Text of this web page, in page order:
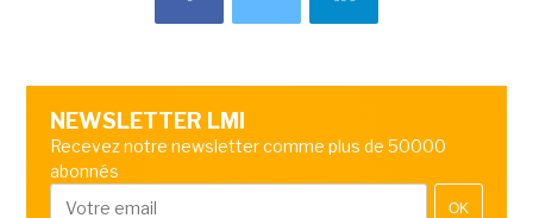
NEWSLETTER LMI
Recevez notre newsletter comme plus de 50000
abonnés
OK